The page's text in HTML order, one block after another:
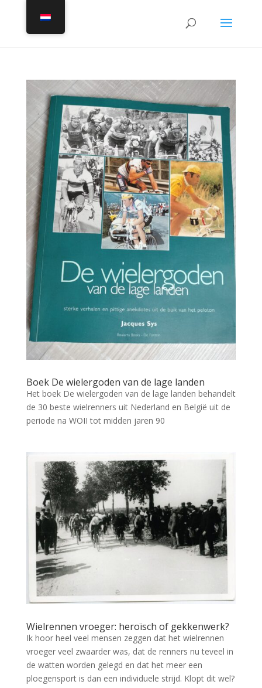
Boek De wielergoden van de lage landen
Het boek De wielergoden van de lage landen behandelt
de 30 beste wielrenners uit Nederland en België uit de
periode na WOII tot midden jaren 90
Wielrennen vroeger: heroïsch of gekkenwerk?
Ik hoor heel veel mensen zeggen dat het wielrennen
vroeger veel zwaarder was, dat de renners nu teveel in
de watten worden gelegd en dat het meer een
ploegensport is dan een individuele strijd. Klopt dit wel?